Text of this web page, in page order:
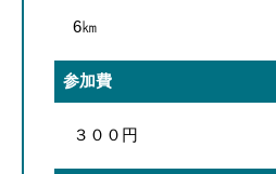
6㎞
参加費
３００円